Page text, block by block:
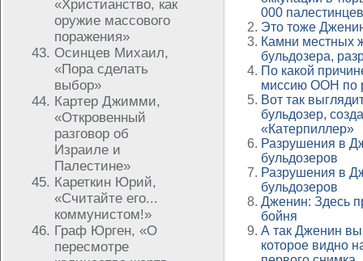
«Христианство, как
оружие массового
поражения»
Осинцев Михаил,
«Пора сделать
выбор»
Картер Джимми,
«Откровенный
разговор об
Израиле и
Палестине»
Кареткин Юрий,
«Считайте его...
коммунистом!»
Граф Юрген, «О
пересмотре
000 палестинцев
Это тоже
Камни местных
бульдозера,
По какой
миссию ООН по
Вот так
бульдозер,
«Катерпиллер»
Разрушения в
бульдозеров
Разрушения в
бульдозеров
Дженин: Здесь
бойня
А так Дженин
которое видно